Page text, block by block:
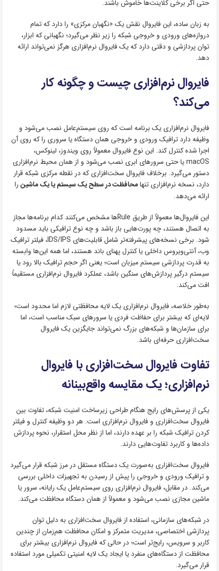
حتی اگر برخی کلاینت‌ها خاموش باشند.
به زبان ساده، این فایروال نقش یک «نگهبان مرکزی» را دارد که تمام
دروازه‌های ورودی و خروجی شبکه را زیر نظر می‌گیرد؛ نگهبانی که ابزار،
توان پردازشی و دقتی دارد که یک فایروال نرم‌افزاری هرگز نمی‌تواند ارائه
دهد.
فایروال نرم‌افزاری چیست و چگونه کار
می‌کند؟
فایروال نرم‌افزاری یک برنامه است که روی سیستم‌عامل نصب می‌شود و
وظیفه دارد ترافیک ورودی و خروجی همان دستگاه یا سروری را که روی آن
اجرا شده کنترل کند. این نوع فایروال معمولاً روی ویندوز، لینوکس،
macOS یا حتی سرورهای ابری نصب می‌شود و از همان محیط نرم‌افزاری
دستور می‌گیرد. برخلاف فایروال سخت‌افزاری که در نقطه مرکزی شبکه قرار
دارد، نسخه نرم‌افزاری تنهامحافظت در سطح یک سیستم یا یک ماشین را
ارائه می‌دهد.
این فایروال‌ها معمولاً از طریق Ruleها مشخص می‌کنند کدام برنامه‌ها مجاز
به اتصال هستند، چه پورت‌هایی باز باشد و چه نوع ترافیکی باید مسدود
شود. برخی نسخه‌های پیشرفته‌تر شامل قابلیت‌های IDS/IPS، فیلتر ترافیک
وب، آنتی‌ویروس داخلی یا کنترل پهنای باند هستند، اما همه این‌ها وابسته
به قدرت پردازشی سیستم میزبان است؛ یعنی اگر حجم ترافیک بالا رود یا
سیستم درگیر پردازش‌های سنگین باشد، عملکرد فایروال نرم‌افزاری مستقیماً
افت می‌کند.
به‌طور خلاصه، فایروال نرم‌افزاری یک لایه محافظتی لازم اما محدود است؛
لایه‌ای که بیشتر برای حفاظت فردی یا سرورهای سبک مناسب است، اما
برای سازمان‌ها و شبکه‌های بزرگ نمی‌تواند جایگزین یک فایروال
سخت‌افزاری حرفه‌ای باشد.
تفاوت فایروال سخت‌افزاری با فایروال
نرم‌افزاری؛ یک مقایسه واقع‌بینانه
یکی از پرسش‌های رایج هنگام طراحی زیرساخت امنیت شبکه، تفاوت بین
فایروال سخت‌افزاری و فایروال نرم‌افزاری است. هر دو وظیفه کنترل و فیلتر
کردن ترافیک شبکه را بر عهده دارند، اما از نظر محل استقرار، نحوه پردازش
داده‌ها و کاربرد تفاوت‌هایی دارند.
فایروال سخت‌افزاری به‌صورت یک دستگاه مستقل در مرز شبکه قرار می‌گیرد
و ترافیک ورودی و خروجی را پیش از رسیدن به تجهیزات داخلی بررسی
می‌کند. در مقابل، فایروال نرم‌افزاری روی سیستم‌عامل یک رایانه، سرور یا
ماشین مجازی نصب می‌شود و معمولاً از همان دستگاه محافظت می‌کند.
در شبکه‌های سازمانی، استفاده از فایروال سخت‌افزاری به دلیل توان
پردازشی اختصاصی، مدیریت متمرکز و امکان محافظت هم‌زمان از چندین
کاربر و سرویس، رایج‌تر است؛ در حالی که فایروال نرم‌افزاری بیشتر برای
محافظت از دستگاه‌های منفرد یا ایجاد یک لایه امنیتی تکمیلی مورد استفاده
قرار می‌گیرد.